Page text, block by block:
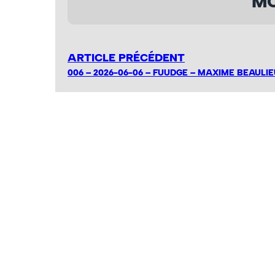
ARTICLE PRÉCÉDENT
006 – 2026-06-06 – FUUDGE – MAXIME